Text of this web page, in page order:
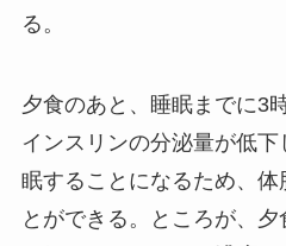
る。
夕食のあと、睡眠までに3
インスリンの分泌量が低
眠することになるため、体
とができる。ところが、